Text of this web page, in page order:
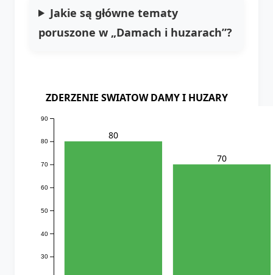
Jakie są główne tematy
poruszone w „Damach i huzarach”?
ZDERZENIE SWIATOW DAMY I HUZARY
30
40
50
60
70
80
90
80
70